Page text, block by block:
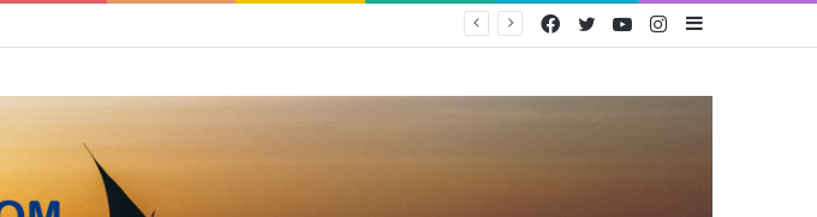
Sidebar
Instagram
YouTube
Twitter
Facebook